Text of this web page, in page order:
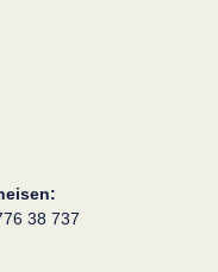
38 737